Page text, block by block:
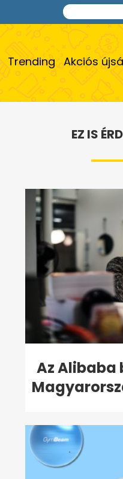
Trending Akciós
EZ IS
Az Alibaba